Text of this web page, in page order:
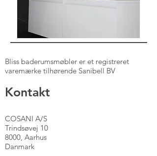
Bliss baderumsmøbler er et registreret
varemærke tilhørende Sanibell BV
Kontakt
COSANI A/S
Trindsøvej 10
8000, Aarhus
Danmark